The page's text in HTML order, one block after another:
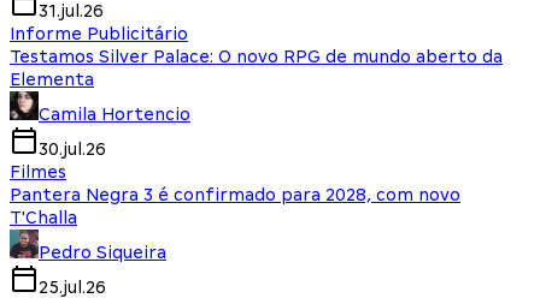
31.jul.26
Informe Publicitário
Testamos Silver Palace: O novo RPG de mundo aberto da
Elementa
Camila Hortencio
30.jul.26
Filmes
Pantera Negra 3 é confirmado para 2028, com novo
T'Challa
Pedro Siqueira
25.jul.26